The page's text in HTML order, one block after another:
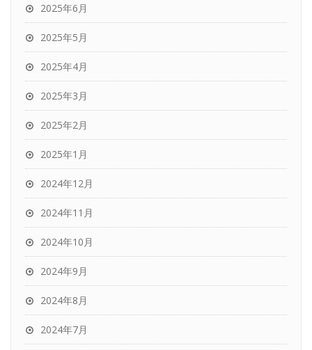
2025年6月
2025年5月
2025年4月
2025年3月
2025年2月
2025年1月
2024年12月
2024年11月
2024年10月
2024年9月
2024年8月
2024年7月